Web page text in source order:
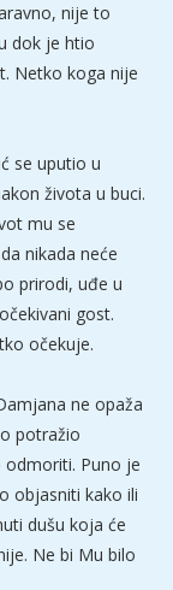
nije to
dok je htio
Netko koga nije
se uputio u
života u buci.
mu se
nikada neće
prirodi, uđe u
gost.
očekuje.
ne opaža
potražio
Puno je
objasniti kako ili
dušu koja će
Ne bi Mu bilo